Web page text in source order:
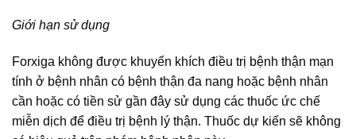
Giới hạn sử dụng
Forxiga không được khuyến khích điều trị bệnh thận mạn
tính ở bệnh nhân có bệnh thận đa nang hoặc bệnh nhân
cần hoặc có tiền sử gần đây sử dụng các thuốc ức chế
miễn dịch để điều trị bệnh lý thận. Thuốc dự kiến sẽ không